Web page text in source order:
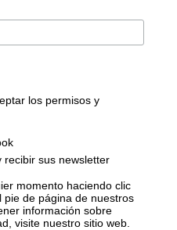
los permisos y
recibir sus newsletter
momento haciendo clic
de página de nuestros
información sobre
visite nuestro sitio web.